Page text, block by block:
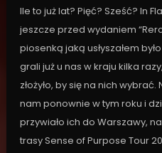
Ile to już lat? Pięć? Sześć? In
jeszcze przed wydaniem
piosenką jaką usłyszałem
grali już u nas w kraju kilka
złożyło, by się na nich
nam ponownie w tym roku i
przywiało ich do Warszawy,
trasy Sense of Purpose Tour